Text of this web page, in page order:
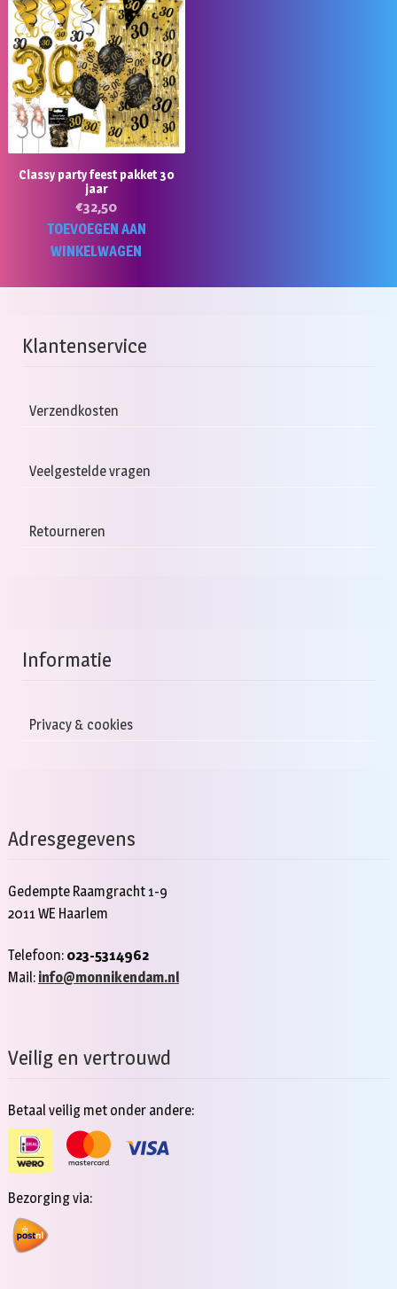
Classy party feest pakket 30
jaar
€32,50
TOEVOEGEN AAN
WINKELWAGEN
Klantenservice
Verzendkosten
Veelgestelde vragen
Retourneren
Informatie
Privacy & cookies
Adresgegevens
Gedempte Raamgracht 1-9
2011 WE Haarlem
Telefoon: 023-5314962
Mail: info@monnikendam.nl
Veilig en vertrouwd
Betaal veilig met onder andere:
Bezorging via: